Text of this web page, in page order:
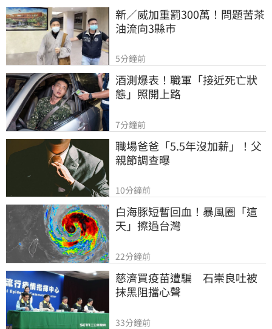
新／威加重罰300萬！問題苦茶
油流向3縣市
5分鐘前
酒測爆表！職軍「接近死亡狀
態」照開上路
7分鐘前
職場爸爸「5.5年沒加薪」！父
親節調查曝
10分鐘前
白海豚短暫回血！暴風圈「這
天」擦過台灣
22分鐘前
慈濟買疫苗遭騙　石崇良吐被
抹黑阻擋心聲
33分鐘前